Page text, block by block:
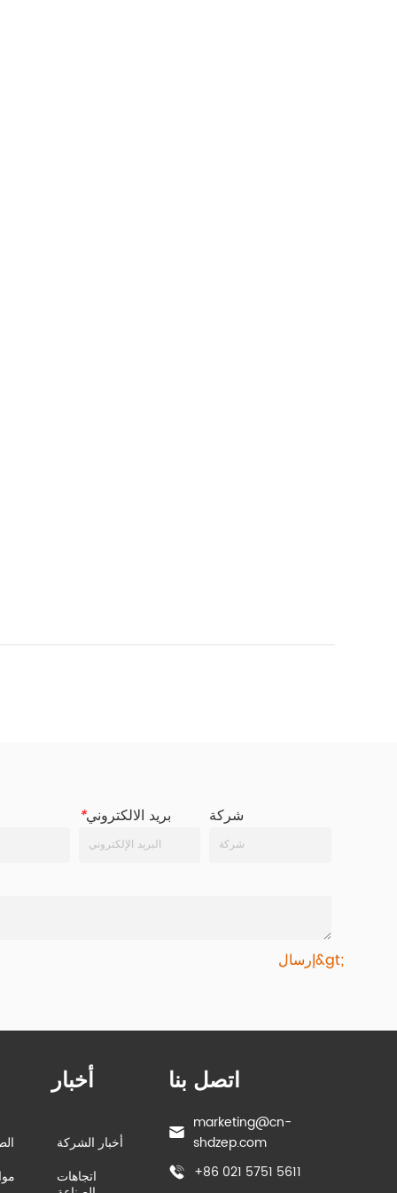
*بريد الالكتروني شركة
إرسال&gt;
أخبار
أخبار الشركة
اتجاهات
اتصل بنا
marketing@cn-
shdzep.com
+86 021 5751 5611